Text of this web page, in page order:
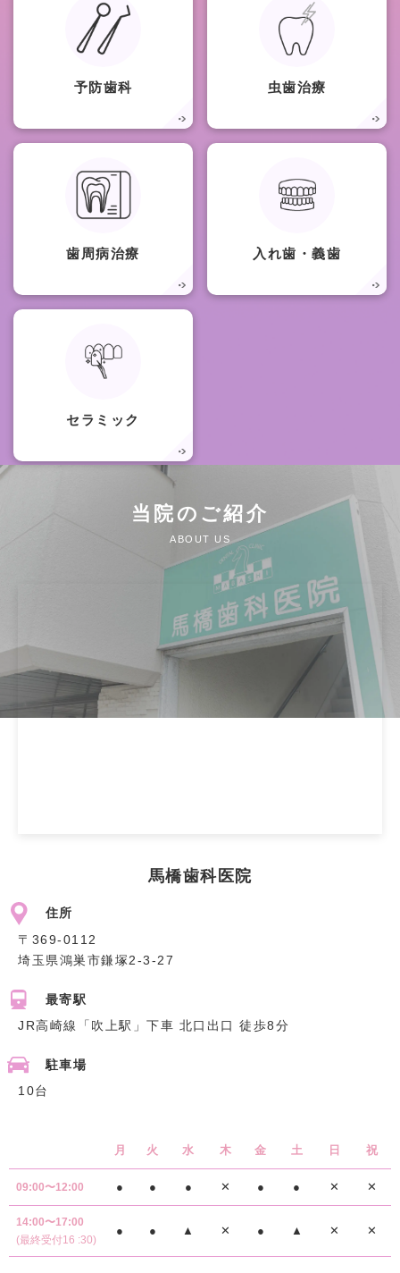
予防歯科 虫歯治療
歯周病治療 入れ歯・義歯
セラミック
当院のご紹介
ABOUT US
馬橋歯科医院
住所
〒369-0112
埼玉県鴻巣市鎌塚2-3-27
最寄駅
JR高崎線「吹上駅」下車 北口出口 徒歩8分
駐車場
10台
月 火 水 木 金 土 日 祝
09:00〜12:00 ● ● ● ✕ ● ● ✕ ✕
14:00〜17:00
(最終受付16 :30)
● ● ▲ ✕ ● ▲ ✕ ✕